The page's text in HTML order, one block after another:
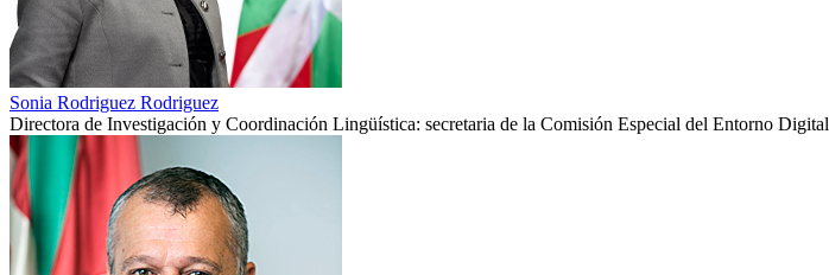
Sonia Rodriguez Rodriguez
Directora de Investigación y Coordinación Lingüística: secretaria de la Comisión Especial del Entorno Digital